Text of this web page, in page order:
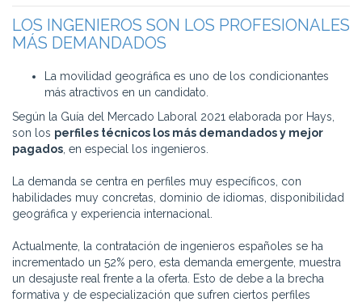
LOS INGENIEROS SON LOS PROFESIONALES
MÁS DEMANDADOS
La movilidad geográfica es uno de los condicionantes
más atractivos en un candidato.
Según la Guía del Mercado Laboral 2021 elaborada por Hays,
son los perfiles técnicos los más demandados y mejor
pagados , en especial los ingenieros.
La demanda se centra en perfiles muy específicos, con
habilidades muy concretas, dominio de idiomas, disponibilidad
geográfica y experiencia internacional.
Actualmente, la contratación de ingenieros españoles se ha
incrementado un 52% pero, esta demanda emergente, muestra
un desajuste real frente a la oferta. Esto de debe a la brecha
formativa y de especialización que sufren ciertos perfiles